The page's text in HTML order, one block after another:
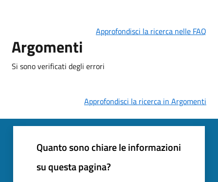
Approfondisci la ricerca nelle FAQ
Argomenti
Si sono verificati degli errori
Approfondisci la ricerca in Argomenti
Quanto sono chiare le informazioni
su questa pagina?